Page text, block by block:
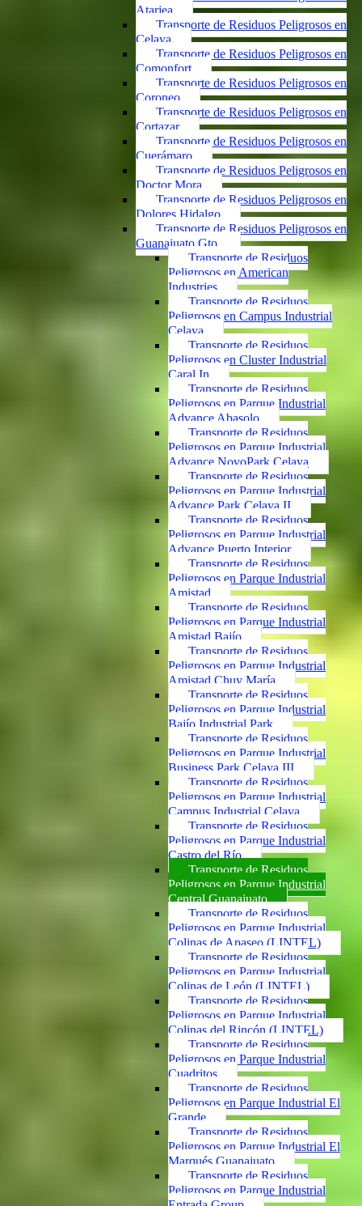
Atarjea
Transporte de Residuos Peligrosos en
Celaya
Transporte de Residuos Peligrosos en
Comonfort
Transporte de Residuos Peligrosos en
Coroneo
Transporte de Residuos Peligrosos en
Cortazar
Transporte de Residuos Peligrosos en
Cuerámaro
Transporte de Residuos Peligrosos en
Doctor Mora
Transporte de Residuos Peligrosos en
Dolores Hidalgo
Transporte de Residuos Peligrosos en
Guanajuato Gto.
Transporte de Residuos
Peligrosos en American
Industries
Transporte de Residuos
Peligrosos en Campus Industrial
Celaya
Transporte de Residuos
Peligrosos en Cluster Industrial
Caral In
Transporte de Residuos
Peligrosos en Parque Industrial
Advance Abasolo
Transporte de Residuos
Peligrosos en Parque Industrial
Advance NovoPark Celaya
Transporte de Residuos
Peligrosos en Parque Industrial
Advance Park Celaya II
Transporte de Residuos
Peligrosos en Parque Industrial
Advance Puerto Interior
Transporte de Residuos
Peligrosos en Parque Industrial
Amistad
Transporte de Residuos
Peligrosos en Parque Industrial
Amistad Bajío
Transporte de Residuos
Peligrosos en Parque Industrial
Amistad Chuy María
Transporte de Residuos
Peligrosos en Parque Industrial
Bajío Industrial Park
Transporte de Residuos
Peligrosos en Parque Industrial
Business Park Celaya III
Transporte de Residuos
Peligrosos en Parque Industrial
Campus Industrial Celaya
Transporte de Residuos
Peligrosos en Parque Industrial
Castro del Río
Transporte de Residuos
Peligrosos en Parque Industrial
Central Guanajuato
Transporte de Residuos
Peligrosos en Parque Industrial
Colinas de Apaseo (LINTEL)
Transporte de Residuos
Peligrosos en Parque Industrial
Colinas de León (LINTEL)
Transporte de Residuos
Peligrosos en Parque Industrial
Colinas del Rincón (LINTEL)
Transporte de Residuos
Peligrosos en Parque Industrial
Cuadritos
Transporte de Residuos
Peligrosos en Parque Industrial El
Grande
Transporte de Residuos
Peligrosos en Parque Industrial El
Marqués Guanajuato
Transporte de Residuos
Peligrosos en Parque Industrial